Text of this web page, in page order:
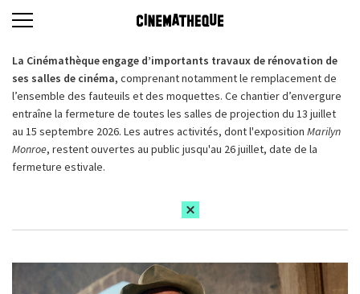
La Cinémathèque engage d’importants travaux de rénovation de
ses salles de cinéma, comprenant notamment le remplacement de
l’ensemble des fauteuils et des moquettes. Ce chantier d’envergure
entraîne la fermeture de toutes les salles de projection du 13 juillet
au 15 septembre 2026. Les autres activités, dont l'exposition Marilyn
Monroe, restent ouvertes au public jusqu'au 26 juillet, date de la
fermeture estivale.